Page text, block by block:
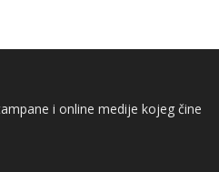
i online medije kojeg čine